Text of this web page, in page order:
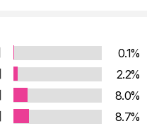
얼마나 복잡한 과정인지 새
력, 해독, 이해 등 당연하게
기는 불가능해진다. 이 책은
각, 환각, 치매 같은 신경질
0.1%
2.2%
8.0%
8.7%